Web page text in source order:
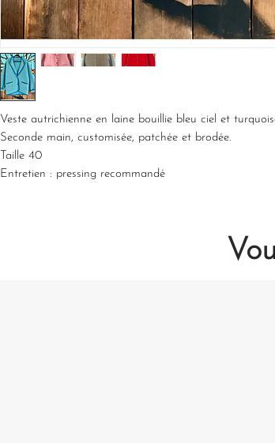
Veste autrichienne en laine bouillie bleu ciel et
Seconde main, customisée, patchée et brodée.
Taille 40
Entretien : pressing recommandé